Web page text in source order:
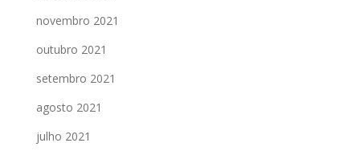
novembro 2021
outubro 2021
setembro 2021
agosto 2021
julho 2021